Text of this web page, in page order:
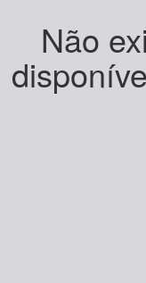
Não